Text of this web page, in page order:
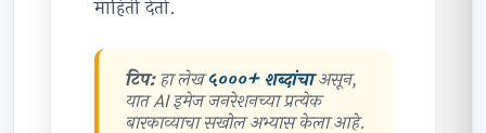
माहिती देतो.
टिप:हा लेख५०००+ शब्दांचाअसून,
यात AI इमेज जनरेशनच्या प्रत्येक
बारकाव्याचा सखोल अभ्यास केला आहे.